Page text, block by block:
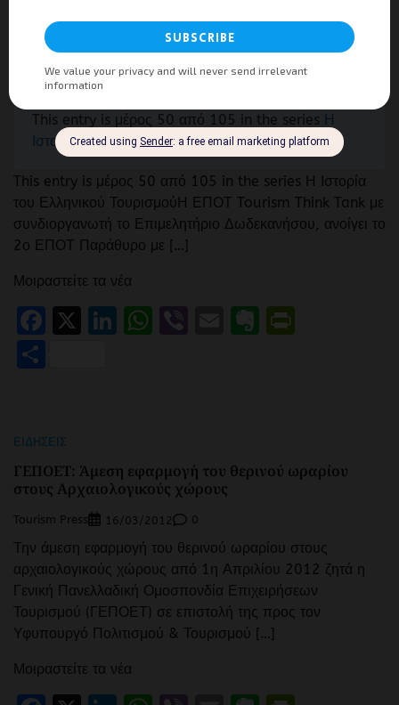
2ο ΕΠΟΤ Παράθυρο, «κυκλική οικονομία στην
πράξη»
Tourism Press 05/04/2022 0
This entry is μέρος 50 από 105 in the series Η
Ιστορία του Ελληνικού Τουρισμού
This entry is μέρος 50 από 105 in the series Η Ιστορία
του Ελληνικού ΤουρισμούΗ ΕΠΟΤ Tourism Think Tank με
συνδιοργανωτή το Επιμελητήριο Δωδεκανήσου, ανοίγει το
2ο ΕΠΟΤ Παράθυρο με […]
Μοιραστείτε τα νέα
Facebook
X LinkedIn
WhatsApp
ViberEmailEvernote
ΕΙΔΉΣΕΙΣ
ΓΕΠΟΕΤ: Άμεση εφαρμογή του θερινού ωραρίου
στους Αρχαιολογικούς χώρους
Tourism Press 16/03/2012 0
Την άμεση εφαρμογή του θερινού ωραρίου στους
αρχαιολογικούς χώρους από 1η Απριλίου 2012 ζητά η
Γενική Πανελλαδική Ομοσπονδία Επιχειρήσεων
Τουρισμού (ΓΕΠΟΕΤ) σε επιστολή της προς τον
Υφυπουργό Πολιτισμού & Τουρισμού […]
Μοιραστείτε τα νέα